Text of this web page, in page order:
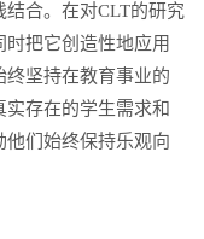
合。在对CLT的研究
把它创造性地应用
坚持在教育事业的
存在的学生需求和
他们始终保持乐观向